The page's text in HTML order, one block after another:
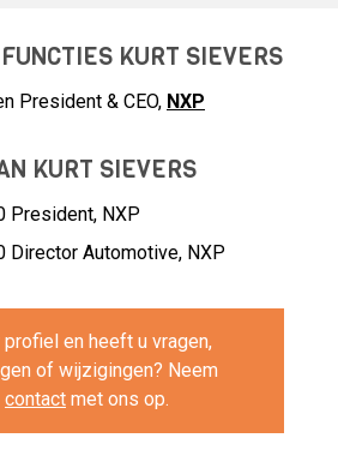
KURT SIEVERS
President & CEO, NXP
KURT SIEVERS
President, NXP
Director Automotive, NXP
en heeft u vragen,
of wijzigingen? Neem
contact met ons op.